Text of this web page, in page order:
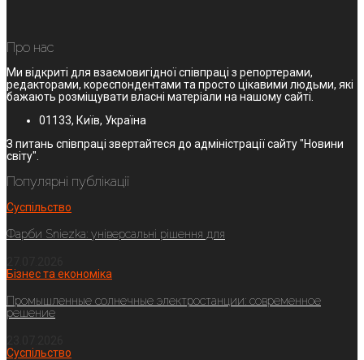
Про нас
Ми відкриті для взаємовигідної співпраці з репортерами,
редакторами, кореспондентами та просто цікавими людьми, які
бажають розміщувати власні матеріали на нашому сайті.
01133, Київ, Україна
З питань співпраці звертайтеся до адміністрації сайту "Новини
світу".
Популярні публікації
Суспільство
Фарби Sniezka: універсальні рішення для
Бізнес та економіка
Промышленные солнечные электростанции: современное
решение
Суспільство